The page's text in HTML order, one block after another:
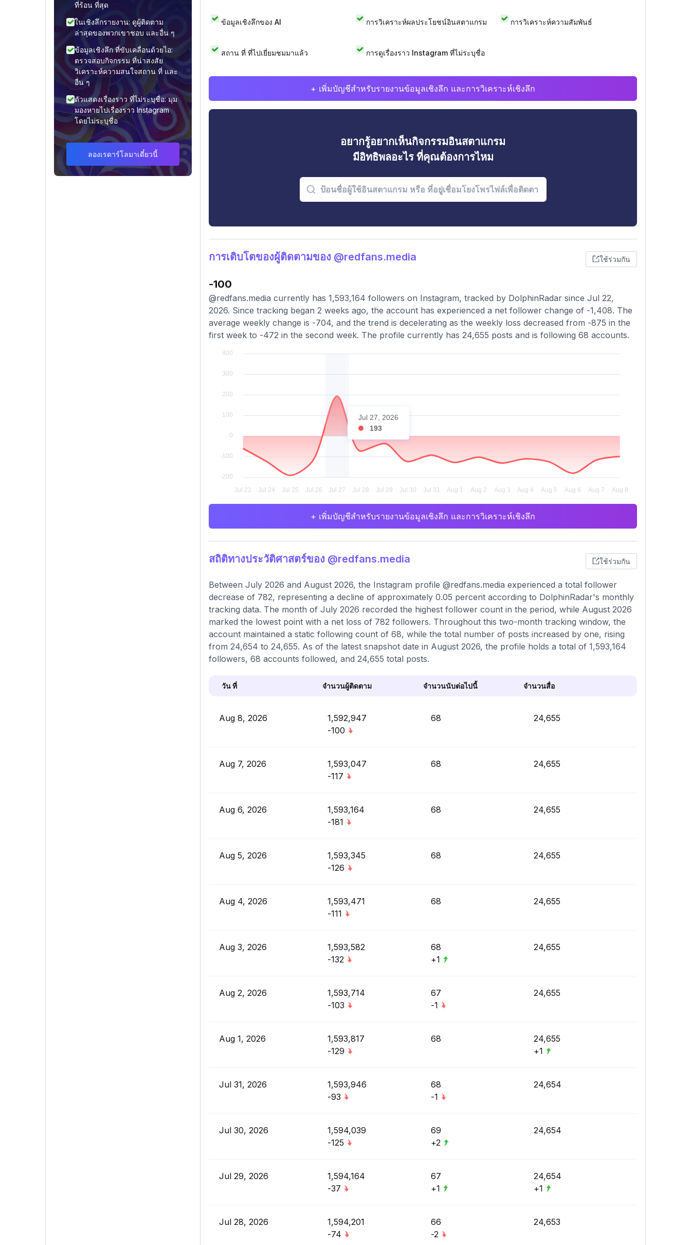
ที่ร้อน ที่สุด
ในเชิงลึกรายงาน: ดูผู้ติดตาม
ล่าสุดของพวกเขาชอบ และอื่น ๆ
ข้อมูลเชิงลึก ที่ขับเคลื่อนด้วยไอ:
ตรวจสอบกิจกรรม ที่น่าสงสัย
วิเคราะห์ความสนใจสถาน ที่ และ
อื่น ๆ
ตัวแสดงเรื่องราว ที่ไม่ระบุชื่อ: มุม
มองหายไปเรื่องราว Instagram
โดยไม่ระบุชื่อ
ลองเรดาร์โลมาเดี๋ยวนี้
ข้อมูลเชิงลึกของ AI การวิเคราะห์ผลประโยชน์อินสตาแกรม การวิเคราะห์ความสัมพันธ์
สถาน ที่ ที่ไปเยี่ยมชมมาแล้ว การดูเรื่องราว Instagram ที่ไม่ระบุชื่อ
+ เพิ่มบัญชีสำหรับรายงานข้อมูลเชิงลึก และการวิเคราะห์เชิงลึก
อยากรู้อยากเห็นกิจกรรมอินสตาแกรม
มีอิทธิพลอะไร ที่คุณต้องการไหม
การเติบโตของผู้ติดตามของ @redfans.media ใช้ร่วมกัน
-100
@redfans.media currently has 1,593,164 followers on Instagram, tracked by DolphinRadar since Jul 22,
2026. Since tracking began 2 weeks ago, the account has experienced a net follower change of -1,408. The
average weekly change is -704, and the trend is decelerating as the weekly loss decreased from -875 in the
first week to -472 in the second week. The profile currently has 24,655 posts and is following 68 accounts.
Jul 27, 2026
193
+ เพิ่มบัญชีสำหรับรายงานข้อมูลเชิงลึก และการวิเคราะห์เชิงลึก
สถิติทางประวัติศาสตร์ของ @redfans.media ใช้ร่วมกัน
Between July 2026 and August 2026, the Instagram profile @redfans.media experienced a total follower
decrease of 782, representing a decline of approximately 0.05 percent according to DolphinRadar's monthly
tracking data. The month of July 2026 recorded the highest follower count in the period, while August 2026
marked the lowest point with a net loss of 782 followers. Throughout this two-month tracking window, the
account maintained a static following count of 68, while the total number of posts increased by one, rising
from 24,654 to 24,655. As of the latest snapshot date in August 2026, the profile holds a total of 1,593,164
followers, 68 accounts followed, and 24,655 total posts.
วัน ที่ จำนวนผู้ติดตาม จำนวนนับต่อไปนี้ จำนวนสื่อ
Aug 8, 2026
1,592,947
-100
68 24,655
Aug 7, 2026
1,593,047
-117
68 24,655
Aug 6, 2026
1,593,164
-181
68 24,655
Aug 5, 2026
1,593,345
-126
68 24,655
Aug 4, 2026
1,593,471
-111
68 24,655
Aug 3, 2026
1,593,582
-132
68
+1
24,655
Aug 2, 2026
1,593,714
-103
67
-1
24,655
Aug 1, 2026
1,593,817
-129
68
24,655
+1
Jul 31, 2026
1,593,946
-93
68
-1
24,654
Jul 30, 2026
1,594,039
-125
69
+2
24,654
Jul 29, 2026
1,594,164
-37
67
+1
24,654
+1
Jul 28, 2026
1,594,201
-74
66
-2
24,653